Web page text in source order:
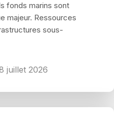
fonds marins sont
majeur. Ressources
sous-
juillet 2026